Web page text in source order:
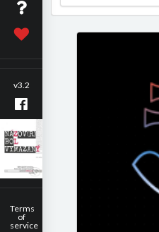
v3.2
Terms
of
service